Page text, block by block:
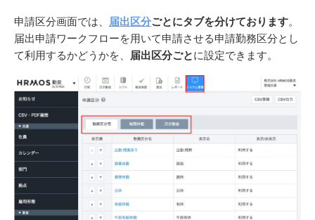
申請区分画面では、 届出区分ごとにタブを分けております。
届出申請ワークフローを用いて申請させる申請勤務区分とし
て利用するかどうかを、
届出区分ごとに設定できます。